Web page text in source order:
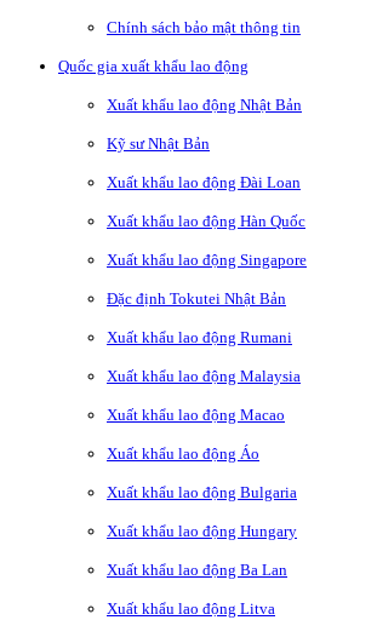
Chính sách bảo mật thông tin
Quốc gia xuất khẩu lao động
Xuất khẩu lao động Nhật Bản
Kỹ sư Nhật Bản
Xuất khẩu lao động Đài Loan
Xuất khẩu lao động Hàn Quốc
Xuất khẩu lao động Singapore
Đặc định Tokutei Nhật Bản
Xuất khẩu lao động Rumani
Xuất khẩu lao động Malaysia
Xuất khẩu lao động Macao
Xuất khẩu lao động Áo
Xuất khẩu lao động Bulgaria
Xuất khẩu lao động Hungary
Xuất khẩu lao động Ba Lan
Xuất khẩu lao động Litva